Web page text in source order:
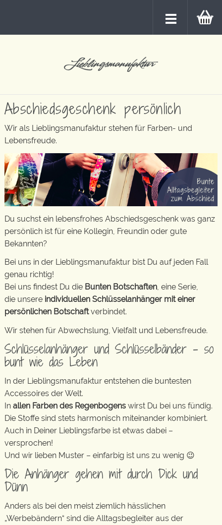
Abschiedsgeschenk persönlich
Wir als Lieblingsmanufaktur stehen für Farben- und
Lebensfreude.
Du suchst ein lebensfrohes Abschiedsgeschenk was ganz
persönlich ist für eine Kollegin, Freundin oder gute
Bekannten?
Bei uns in der Lieblingsmanufaktur bist Du auf jeden Fall
genau richtig!
Bei uns findest Du die Bunten Botschaften, eine Serie,
die unsere individuellen Schlüsselanhänger mit einer
persönlichen Botschaftverbindet.
Wir stehen für Abwechslung, Vielfalt und Lebensfreude.
Schlüsselanhänger und Schlüsselbänder – so
bunt wie das Leben
In der Lieblingsmanufaktur entstehen die buntesten
Accessoires der Welt.
In allen Farben des Regenbogens wirst Du bei uns fündig.
Die Stoffe sind stets harmonisch miteinander kombiniert.
Auch in Deiner Lieblingsfarbe ist etwas dabei –
versprochen!
Und wir lieben Muster – einfarbig ist uns zu wenig 😉
Die Anhänger gehen mit durch Dick und
Dünn
Anders als bei den meist ziemlich hässlichen
„Werbebändern“ sind die Alltagsbegleiter aus der